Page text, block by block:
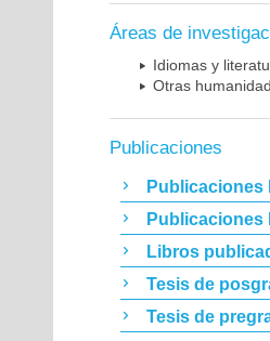
Áreas de
Idiomas y
Otras
Publicaciones
Publicaciones
Publicaciones
Libros
Tesis de
Tesis de